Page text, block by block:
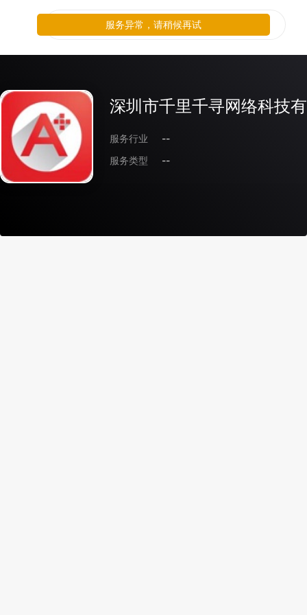
深圳市千里千寻网络科技
服务行业
--
服务类型
--
服务异常，请稍候再试